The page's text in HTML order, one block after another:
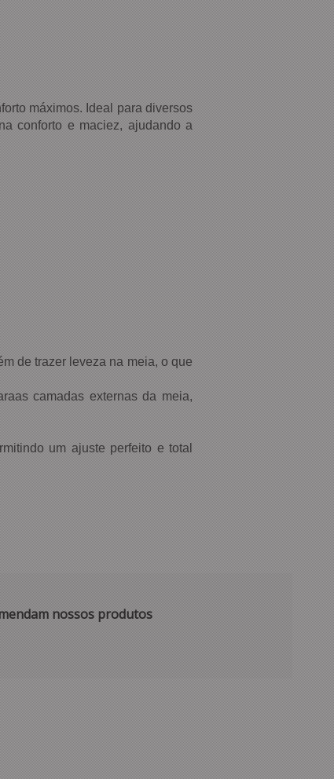
máximos. Ideal para diversos
conforto e maciez, ajudando a
de trazer leveza na meia, o que
camadas externas da meia,
um ajuste perfeito e total
nossos produtos